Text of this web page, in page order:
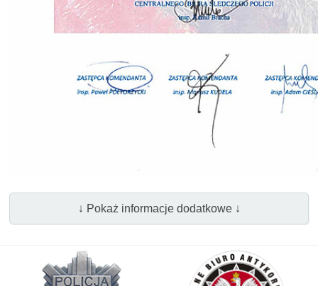
↓ Pokaż informacje dodatkowe ↓